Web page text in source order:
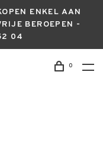
ENKEL AAN
BEROEPEN -
04
0